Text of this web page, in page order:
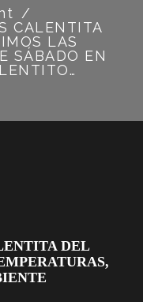
/
CALENTITA
LAS
SÁBADO EN
DEL